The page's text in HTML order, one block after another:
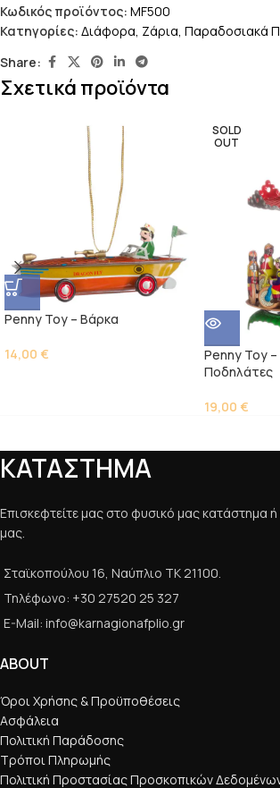
Κωδικός προϊόντος: MF500
Κατηγορίες: Διάφορα, Ζάρια, Παραδοσιακά
Share:
Σχετικά προϊόντα
Penny Toy – Βάρκα
14,00 €
SOLD
OUT
Penny Toy
Ποδηλάτες
19,00 €
ΚΑΤΑΣΤΗΜΑ
Επισκεφτείτε μας στο φυσικό μας κατάστημα ή
μας.
Σταϊκοπούλου 16, Ναύπλιο ΤΚ 21100.
Τηλέφωνο: +30 27520 25 327
E-Mail: info@karnagionafplio.gr
ABOUT
Όροι Χρήσης & Προϋποθέσεις
Ασφάλεια
Πολιτική Παράδοσης
Τρόποι Πληρωμής
Πολιτική Προστασίας Προσκοπικών